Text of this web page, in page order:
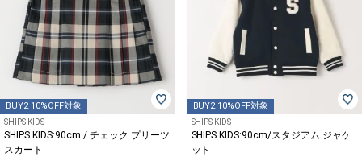
BUY2 10%OFF対象
SHIPS KIDS
SHIPS KIDS:90cm / チェック プリーツ
スカート
BUY2 10%OFF対象
SHIPS KIDS
SHIPS KIDS:90cm/スタジアム ジャケ
ット